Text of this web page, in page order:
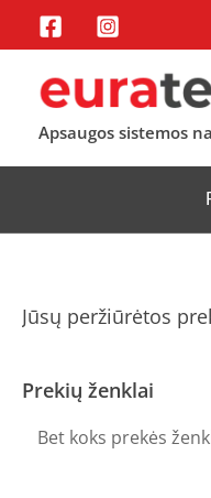
Pereiti
prie
turinio
Apsaugos sistemos
Jūsų peržiūrėtos
Prekių ženklai